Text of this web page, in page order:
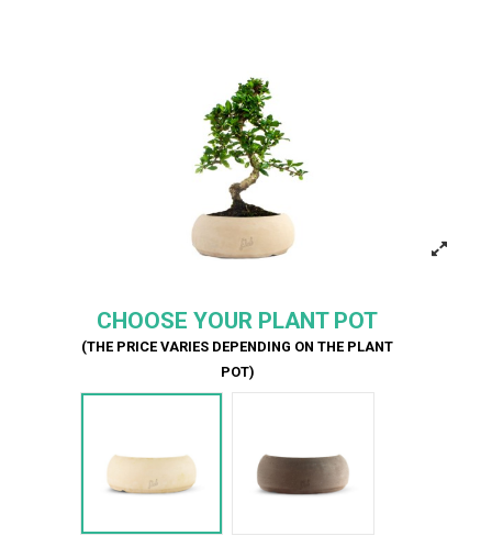
CHOOSE YOUR PLANT POT
(THE PRICE VARIES DEPENDING ON THE PLANT
POT)